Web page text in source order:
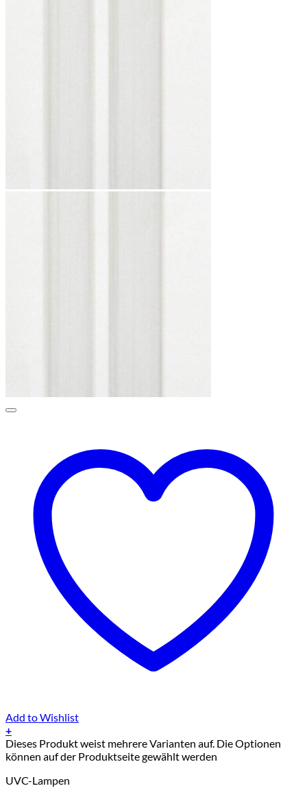
Add to Wishlist
+
Dieses Produkt weist mehrere Varianten auf. Die Optionen
können auf der Produktseite gewählt werden
UVC-Lampen